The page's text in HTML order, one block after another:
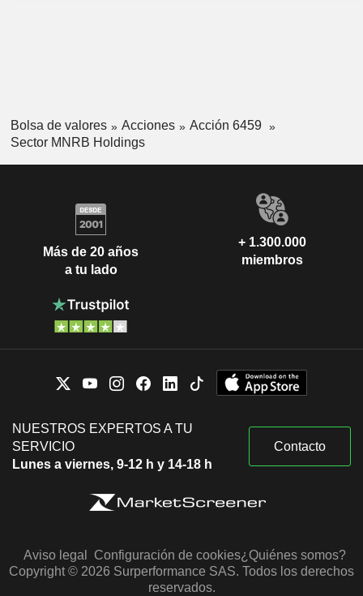
Bolsa de valores Acciones
Acción 6459
Sector MNRB Holdings
Más de 20 años
a tu lado
+ 1.300.000
miembros
NUESTROS EXPERTOS A TU
SERVICIO
Lunes a viernes, 9-12 h y 14-18 h
Contacto
Aviso legal Configuración de cookies¿Quiénes somos?
Copyright © 2026 Surperformance SAS. Todos los derechos
reservados.